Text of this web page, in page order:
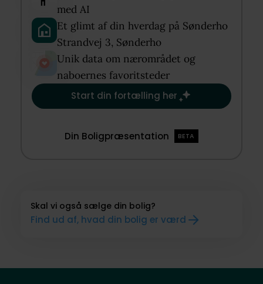
med AI​
Et glimt af din hverdag på Sønderho
Strandvej 3, Sønderho​
Unik data om nærområdet og
naboernes favoritsteder​
Start din fortælling her
Din Boligpræsentation BETA
Skal vi også sælge din bolig?
Find ud af, hvad din bolig er værd